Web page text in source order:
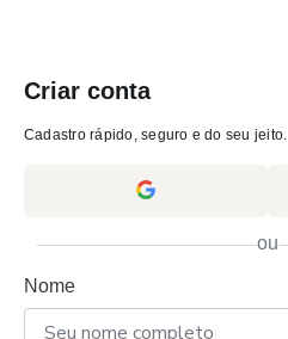
Criar conta
Cadastro rápido, seguro e do seu jeito.
ou
Nome